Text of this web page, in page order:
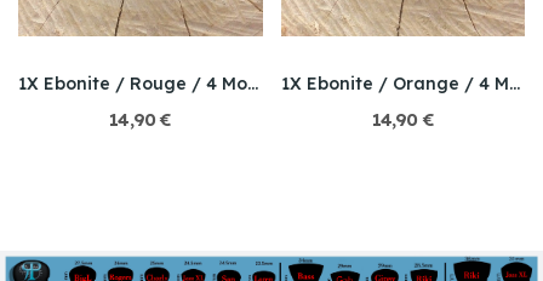
1X Ebonite / Rouge / 4 Modèle au choix
14,90 €
1X Ebonite / Orange / 4 Modèle au choix
14,90 €